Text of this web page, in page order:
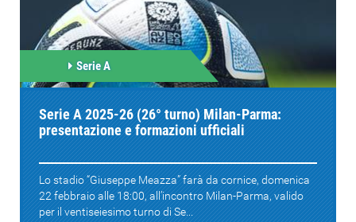
Serie A
Serie A 2025-26 (26° turno) Milan-Parma:
presentazione e formazioni ufficiali
Lo stadio “Giuseppe Meazza” farà da cornice, domenica
22 febbraio alle 18:00, all’incontro Milan-Parma, valido
per il ventiseiesimo turno di Se...